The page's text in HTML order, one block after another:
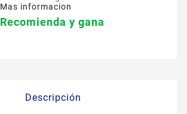
Mas informacion
Recomienda y gana
Descripción